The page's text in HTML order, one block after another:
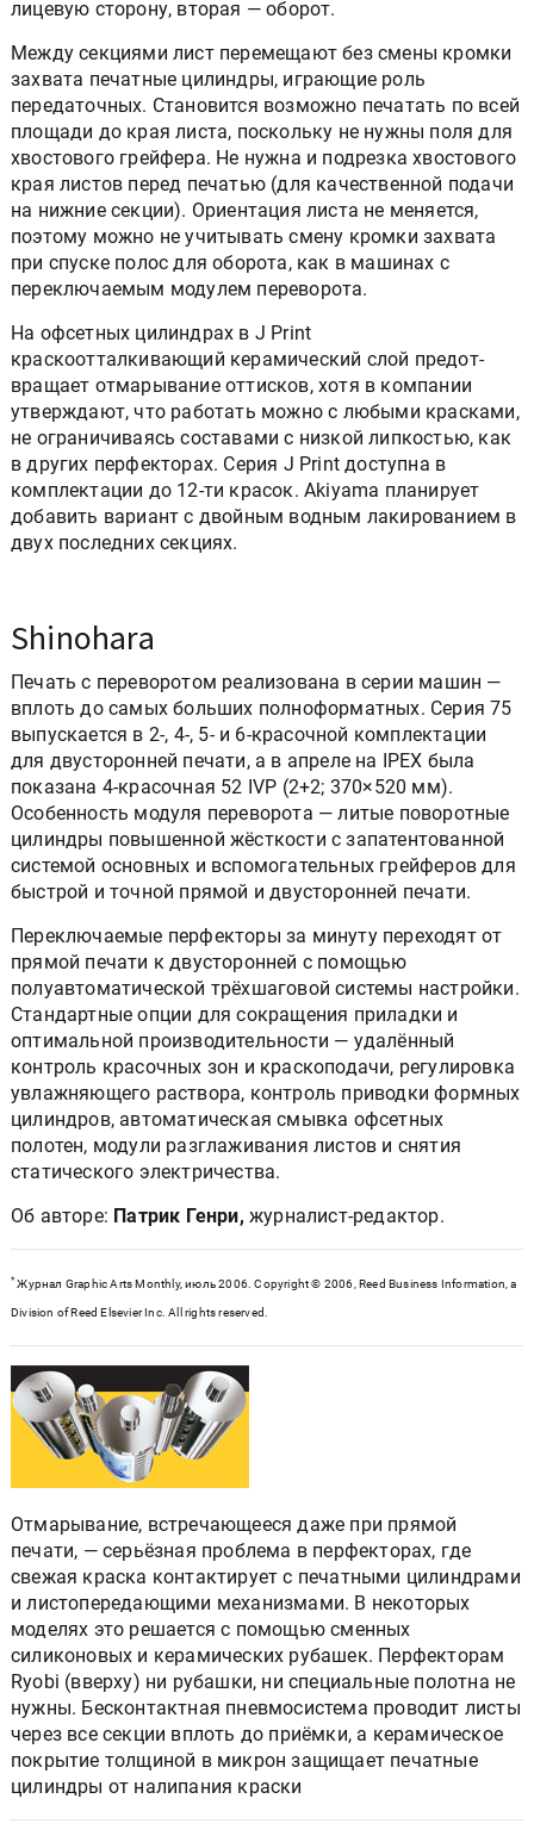
лицевую сторону, вторая — оборот.
Между секциями лист перемещают без смены кромки
захвата печатные цилиндры, играющие роль
передаточных. Становится возможно печатать по всей
площади до края листа, поскольку не нужны поля для
хвостового грейфера. Не нужна и подрезка хвостового
края листов перед печатью (для качественной подачи
на нижние секции). Ориентация листа не меняется,
поэтому можно не учитывать смену кромки захвата
при спуске полос для оборота, как в машинах с
переключаемым модулем переворота.
На офсетных цилиндрах в J Print
краскоотталкивающий керамический слой предот-
вращает отмарывание оттисков, хотя в компании
утверждают, что работать можно с любыми красками,
не ограничиваясь составами с низкой липкостью, как
в других перфекторах. Серия J Print доступна в
комплектации до 12-ти красок. Akiyama планирует
добавить вариант с двойным водным лакированием в
двух последних секциях.
Shinohara
Печать с переворотом реализована в серии машин —
вплоть до самых больших полноформатных. Серия 75
выпускается в 2-, 4-, 5- и 6-красочной комплектации
для двусторонней печати, а в апреле на IPEX была
показана 4-красочная 52 IVP (2+2; 370×520 мм).
Особенность модуля переворота — литые поворотные
цилиндры повышенной жёсткости с запатентованной
системой основных и вспомогательных грейферов для
быстрой и точной прямой и двусторонней печати.
Переключаемые перфекторы за минуту переходят от
прямой печати к двусторонней с помощью
полуавтоматической трёхшаговой системы настройки.
Стандартные опции для сокращения приладки и
оптимальной производительности — удалённый
контроль красочных зон и краскоподачи, регулировка
увлажняющего раствора, контроль приводки формных
цилиндров, автоматическая смывка офсетных
полотен, модули разглаживания листов и снятия
статического электричества.
Об авторе: Патрик Генри, журналист-редактор.
*Журнал Graphic Arts Monthly, июль 2006. Copyright © 2006, Reed Business Information, a
Division of Reed Elsevier Inc. All rights reserved.
Отмарывание, встречающееся даже при прямой
печати, — серьёзная проблема в перфекторах, где
свежая краска контактирует с печатными цилиндрами
и листопередающими механизмами. В некоторых
моделях это решается с помощью сменных
силиконовых и керамических рубашек. Перфекторам
Ryobi (вверху) ни рубашки, ни специальные полотна не
нужны. Бесконтактная пневмосистема проводит листы
через все секции вплоть до приёмки, а керамическое
покрытие толщиной в микрон защищает печатные
цилиндры от налипания краски